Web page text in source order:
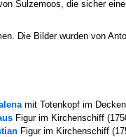
Sulzemoos, die sicher
Die Bilder wurden von
mit Totenkopf im
Figur im Kirchenschiff
Figur im Kirchenschiff